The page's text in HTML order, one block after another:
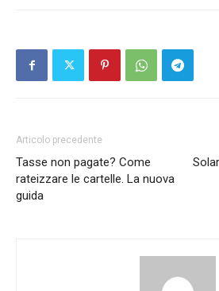
Articolo precedente
Tasse non pagate? Come
rateizzare le cartelle. La nuova
guida